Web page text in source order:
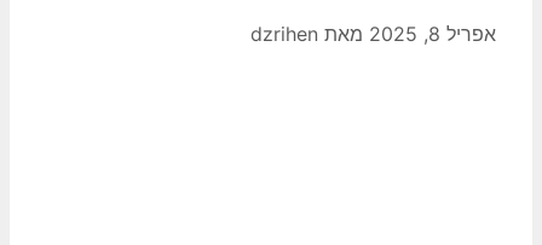
אפריל 8, 2025 מאתdzrihen